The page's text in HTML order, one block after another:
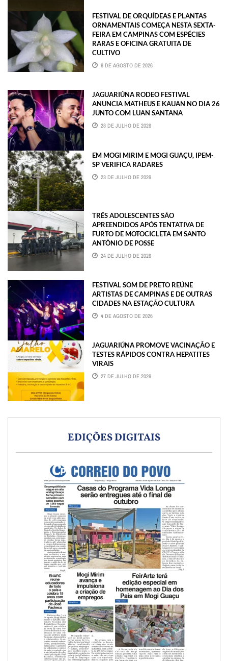
FESTIVAL DE ORQUÍDEAS E PLANTAS
ORNAMENTAIS COMEÇA NESTA SEXTA-
FEIRA EM CAMPINAS COM ESPÉCIES
RARAS E OFICINA GRATUITA DE
CULTIVO
6 DE AGOSTO DE 2026
JAGUARIÚNA RODEO FESTIVAL
ANUNCIA MATHEUS E KAUAN NO DIA 26
JUNTO COM LUAN SANTANA
28 DE JULHO DE 2026
EM MOGI MIRIM E MOGI GUAÇU, IPEM-
SP VERIFICA RADARES
23 DE JULHO DE 2026
TRÊS ADOLESCENTES SÃO
APREENDIDOS APÓS TENTATIVA DE
FURTO DE MOTOCICLETA EM SANTO
ANTÔNIO DE POSSE
24 DE JULHO DE 2026
FESTIVAL SOM DE PRETO REÚNE
ARTISTAS DE CAMPINAS E DE OUTRAS
CIDADES NA ESTAÇÃO CULTURA
4 DE AGOSTO DE 2026
JAGUARIÚNA PROMOVE VACINAÇÃO E
TESTES RÁPIDOS CONTRA HEPATITES
VIRAIS
27 DE JULHO DE 2026
EDIÇÕES DIGITAIS